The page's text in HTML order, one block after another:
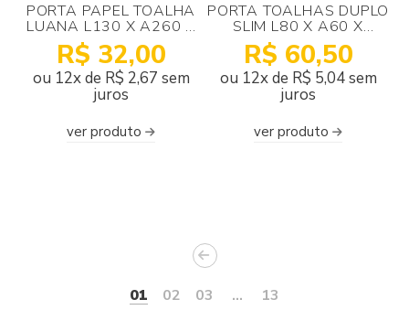
PORTA PAPEL TOALHA
LUANA L130 X A260 X
P125MM SCHMITT
R$ 32,00
ou 12x de R$ 2,67 sem
juros
ver produto
PORTA TOALHAS DUPLO
SLIM L80 X A60 X
P450MM
R$ 60,50
ou 12x de R$ 5,04 sem
juros
ver produto
01 02 03 ... 13